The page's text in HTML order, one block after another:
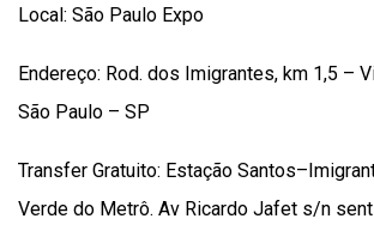
Local: São Paulo Expo
Endereço: Rod. dos Imigrantes, km 1,5 –
São Paulo – SP
Transfer Gratuito: Estação
Verde do Metrô. Av Ricardo Jafet s/n